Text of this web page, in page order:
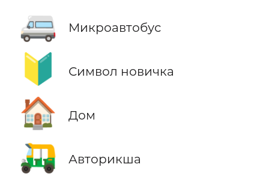
🚐 Микроавтобус
🔰 Символ новичка
🏠 Дом
🛺 Авторикша